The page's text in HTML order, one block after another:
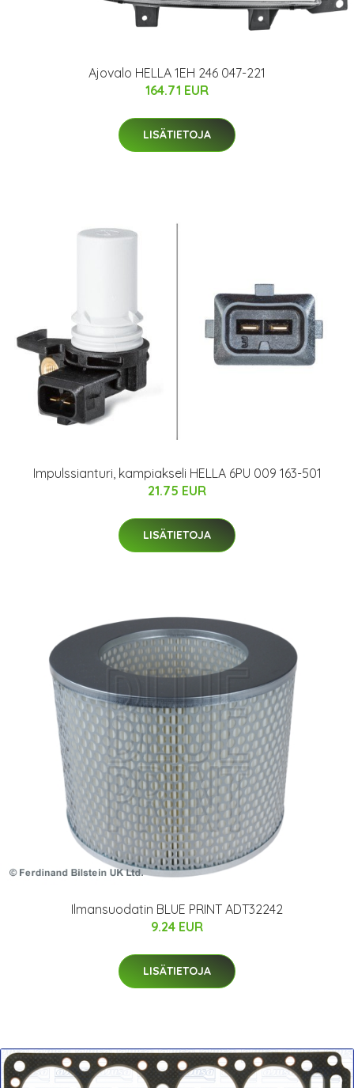
Ajovalo HELLA 1EH 246 047-221
164.71 EUR
LISÄTIETOJA
Impulssianturi, kampiakseli HELLA 6PU 009 163-501
21.75 EUR
LISÄTIETOJA
Ilmansuodatin BLUE PRINT ADT32242
9.24 EUR
LISÄTIETOJA